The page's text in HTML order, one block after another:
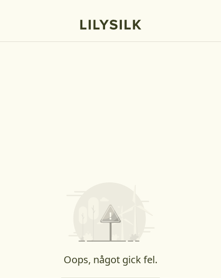
Oops, något gick fel.